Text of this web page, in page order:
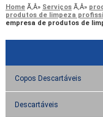
Home Serviços
produtos de limpeza
empresa de produtos de
Copos Descartáveis
Descartáveis